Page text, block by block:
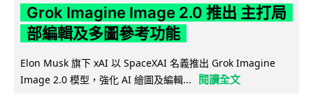
Grok Imagine Image 2.0 推出 主打局
部編輯及多圖參考功能
Elon Musk 旗下 xAI 以 SpaceXAI 名義推出 Grok Imagine
Image 2.0 模型，強化 AI 繪圖及編輯...
閱讀全文